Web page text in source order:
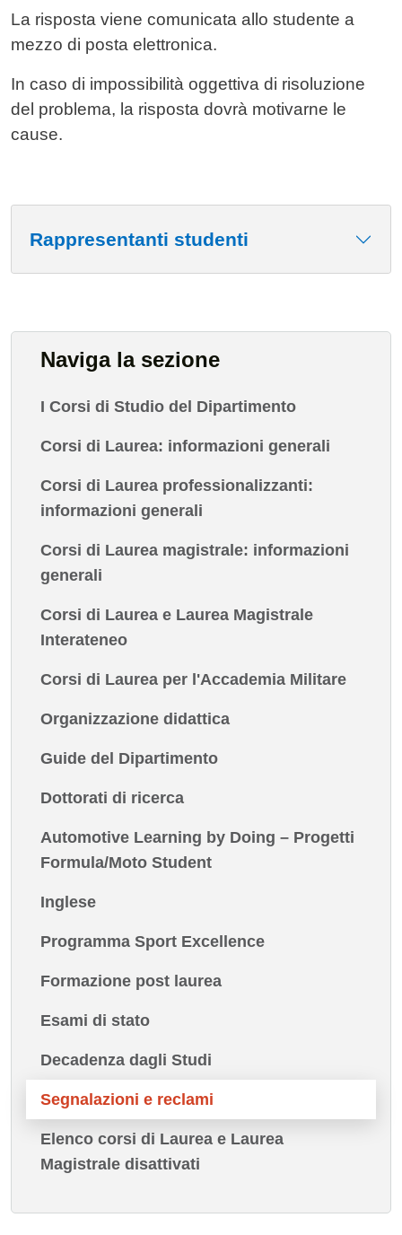
La risposta viene comunicata allo studente a
mezzo di posta elettronica.
In caso di impossibilità oggettiva di risoluzione
del problema, la risposta dovrà motivarne le
cause.
Rappresentanti studenti
Naviga la sezione
I Corsi di Studio del Dipartimento
Corsi di Laurea: informazioni generali
Corsi di Laurea professionalizzanti:
informazioni generali
Corsi di Laurea magistrale: informazioni
generali
Corsi di Laurea e Laurea Magistrale
Interateneo
Corsi di Laurea per l'Accademia Militare
Organizzazione didattica
Guide del Dipartimento
Dottorati di ricerca
Automotive Learning by Doing – Progetti
Formula/Moto Student
Inglese
Programma Sport Excellence
Formazione post laurea
Esami di stato
Decadenza dagli Studi
Segnalazioni e reclami
Elenco corsi di Laurea e Laurea
Magistrale disattivati